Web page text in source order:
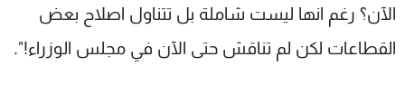
الآن؟ رغم انها ليست شاملة بل تتناول اصلاح بعض
القطاعات لكن لم تناقش حتى الآن في مجلس الوزراء!".